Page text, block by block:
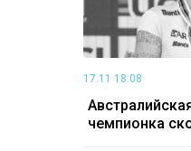
17.11 18:08
чемпионка